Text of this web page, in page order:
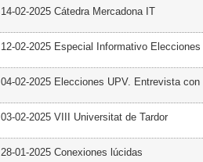
14-02-2025 Cátedra Mercadona IT
12-02-2025 Especial Informativo Elecciones
04-02-2025 Elecciones UPV. Entrevista con
03-02-2025 VIII Universitat de Tardor
28-01-2025 Conexiones lúcidas